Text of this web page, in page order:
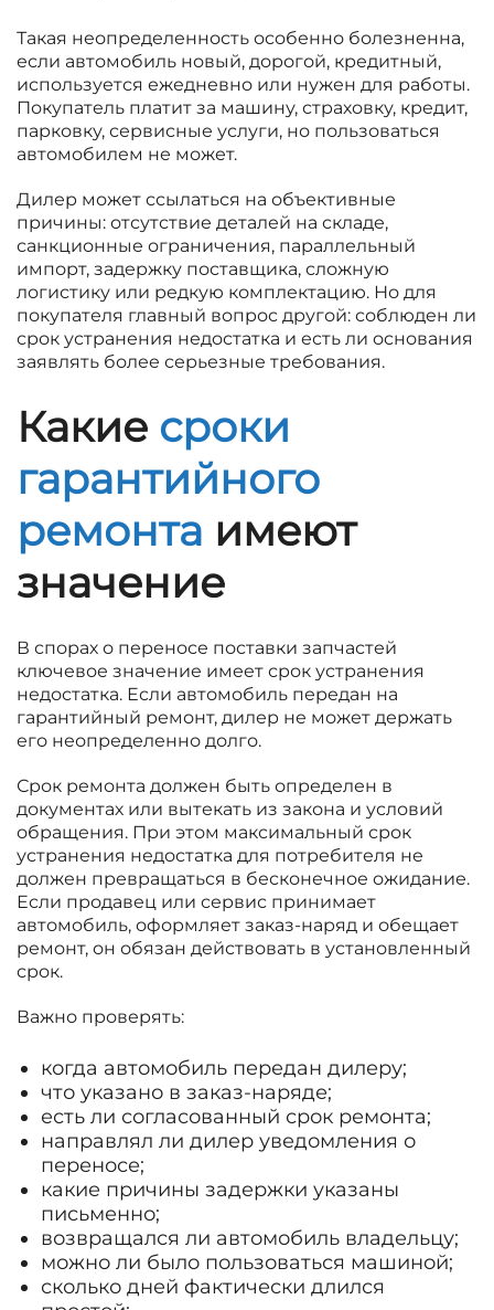
Такая неопределенность особенно болезненна,
если автомобиль новый, дорогой, кредитный,
используется ежедневно или нужен для работы.
Покупатель платит за машину, страховку, кредит,
парковку, сервисные услуги, но пользоваться
автомобилем не может.
Дилер может ссылаться на объективные
причины: отсутствие деталей на складе,
санкционные ограничения, параллельный
импорт, задержку поставщика, сложную
логистику или редкую комплектацию. Но для
покупателя главный вопрос другой: соблюден ли
срок устранения недостатка и есть ли основания
заявлять более серьезные требования.
Какие сроки
гарантийного
ремонта имеют
значение
В спорах о переносе поставки запчастей
ключевое значение имеет срок устранения
недостатка. Если автомобиль передан на
гарантийный ремонт, дилер не может держать
его неопределенно долго.
Срок ремонта должен быть определен в
документах или вытекать из закона и условий
обращения. При этом максимальный срок
устранения недостатка для потребителя не
должен превращаться в бесконечное ожидание.
Если продавец или сервис принимает
автомобиль, оформляет заказ-наряд и обещает
ремонт, он обязан действовать в установленный
срок.
Важно проверять:
когда автомобиль передан дилеру;
что указано в заказ-наряде;
есть ли согласованный срок ремонта;
направлял ли дилер уведомления о
переносе;
какие причины задержки указаны
письменно;
возвращался ли автомобиль владельцу;
можно ли было пользоваться машиной;
сколько дней фактически длился